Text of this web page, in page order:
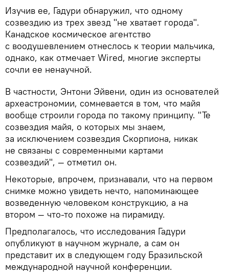
Изучив ее, Гадури обнаружил, что одному
созвездию из трех звезд "не хватает города".
Канадское космическое агентство
с воодушевлением отнеслось к теории мальчика,
однако, как отмечает Wired, многие эксперты
сочли ее ненаучной.
В частности, Энтони Эйвени, один из основателей
археастрономии, сомневается в том, что майя
вообще строили города по такому принципу. "Те
созвездия майя, о которых мы знаем,
за исключением созвездия Скорпиона, никак
не связаны с современными картами
созвездий", — отметил он.
Некоторые, впрочем, признавали, что на первом
снимке можно увидеть нечто, напоминающее
возведенную человеком конструкцию, а на
втором — что-то похоже на пирамиду.
Предполагалось, что исследования Гадури
опубликуют в научном журнале, а сам он
представит их в следующем году Бразильской
международной научной конференции.